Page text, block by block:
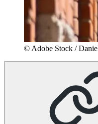
© Adobe Stock /